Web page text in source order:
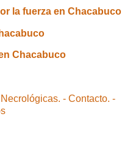
la fuerza en Chacabuco
Chacabuco
- Contacto. -